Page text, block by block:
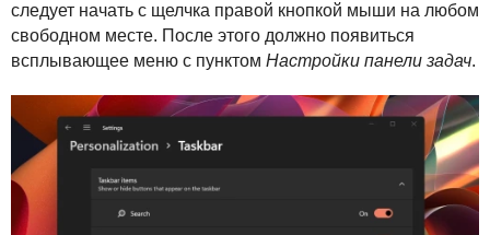
следует начать с щелчка правой кнопкой мыши на любом
свободном месте. После этого должно появиться
всплывающее меню с пунктом Настройки панели задач.